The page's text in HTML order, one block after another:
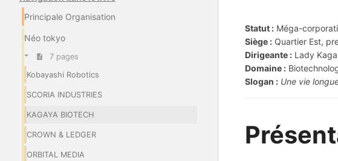
Principale Organisation
Néo tokyo
7 pages
Kobayashi Robotics
SCORIA INDUSTRIES
KAGAYA BIOTECH
CROWN & LEDGER
ORBITAL MEDIA
Statut : Méga-
Siège : Quartier Est,
Dirigeante : Lady
Domaine :
Slogan : Une vie